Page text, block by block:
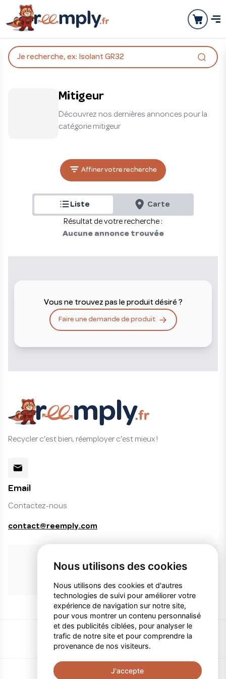
Nous utilisons des cookies
Nous utilisons des cookies et d'autres
technologies de suivi pour améliorer votre
expérience de navigation sur notre site,
pour vous montrer un contenu personnalisé
et des publicités ciblées, pour analyser le
trafic de notre site et pour comprendre la
provenance de nos visiteurs.
J'accepte
Je recherche, ex: Isolant GR32
Mitigeur
Découvrez nos dernières annonces pour la
catégorie mitigeur
Affiner votre recherche
Liste Carte
Résultat de votre recherche :
Aucune annonce trouvée
Vous ne trouvez pas le produit désiré ?
Faire une demande de produit
Recycler c'est bien, réemployer c'est mieux !
Email
Contactez-nous
contact@reemply.com
Politique de confidentialité